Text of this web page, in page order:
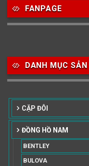
FANPAGE
DANH MỤC
CẶP ĐÔI
ĐỒNG HỒ NAM
BENTLEY
BULOVA